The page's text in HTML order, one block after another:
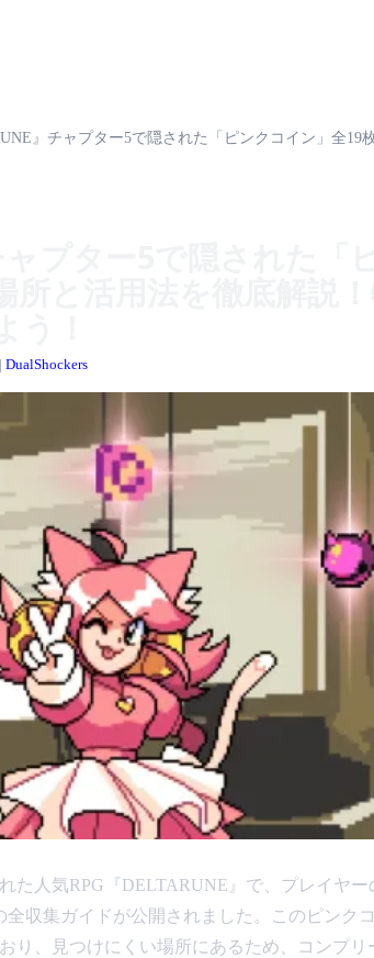
』チャプター5で隠された「ピンクコイン」全19枚の入手場所と活
| DualShockers
た人気RPG『DELTARUNE』で、プレイヤ
収集ガイドが公開されました。このピンク
り、見つけにくい場所にあるため、コンプリ